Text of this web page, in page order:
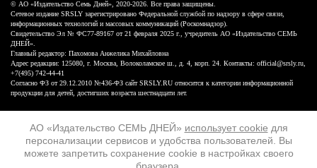
АО «Издательство СЕМЬ ДНЕЙ» использует cookie для
персонализации сервисов и удобства пользователей. Вы
можете запретить сохранение cookie в настройках своего
16+
© АО «Издательство Семь Дней», 2020-2026. Все права защищены.
Сетевое издание SRSLY зарегистрировано Федеральной службой по надзору в сфере связи,
информационных технологий и массовых коммуникаций (Роскомнадзор).
Свидетельство Эл № ФС77-89167 от 21 февраля 2025 г., учредитель АО «Издательство СЕМЬ
ДНЕЙ».
Главный редактор: Пахомова Анжелика Михайловна
Адрес редакции: 125080, г. Москва, Волоколамское ш., д. 4, корп. 24. Контакты: official@srsly.ru,
+7(495) 742-44-41
Согласно ФЗ от 29.12.2010 №436-ФЗ сайт SRSLY.RU относится к категории информационной
продукции для детей, достигших возраста шестнадцати лет.